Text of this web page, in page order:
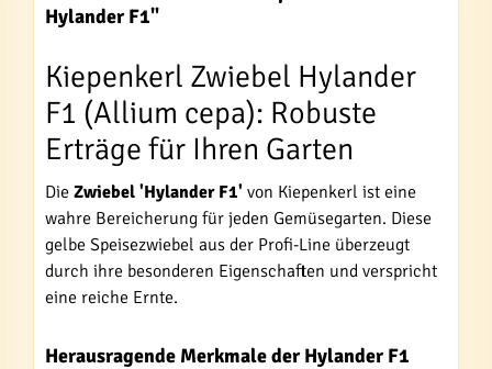
Hylander F1"
Kiepenkerl Zwiebel Hylander
F1 (Allium cepa): Robuste
Erträge für Ihren Garten
Die Zwiebel 'Hylander F1' von Kiepenkerl ist eine
wahre Bereicherung für jeden Gemüsegarten. Diese
gelbe Speisezwiebel aus der Profi-Line überzeugt
durch ihre besonderen Eigenschaften und verspricht
eine reiche Ernte.
Herausragende Merkmale der Hylander F1